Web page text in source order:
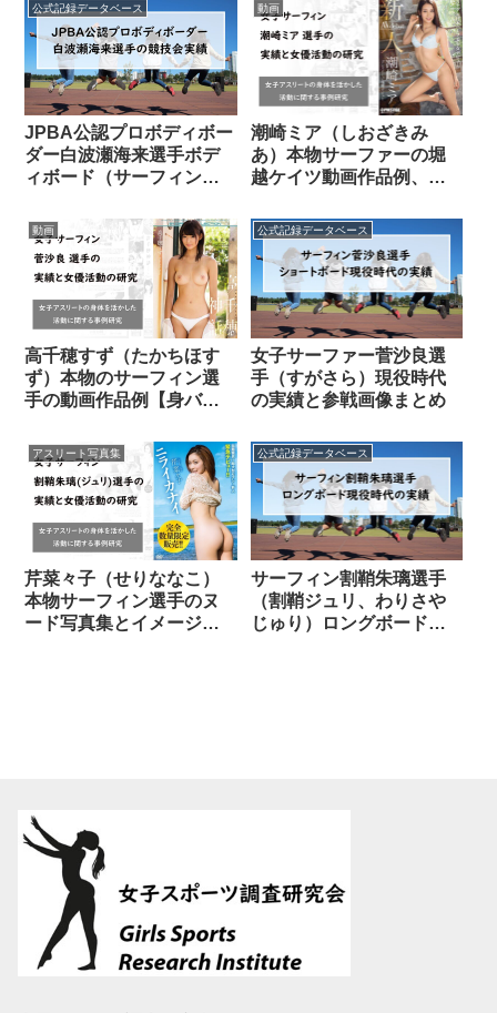
公式記録データベース
JPBA公認プロボディボー
ダー白波瀬海来選手ボデ
ィボード（サーフィン）
動画
潮崎ミア（しおざきみ
あ）本物サーファーの堀
越ケイツ動画作品例、画
レ】
動画
高千穂すず（たかちほす
ず）本物のサーフィン選
手の動画作品例【身バ
公式記録データベース
女子サーファー菅沙良選
手（すがさら）現役時代
の実績と参戦画像まとめ
アスリート写真集
芹菜々子（せりななこ）
本物サーフィン選手のヌ
ード写真集とイメージビ
公式記録データベース
サーフィン割鞘朱璃選手
（割鞘ジュリ、わりさや
じゅり）ロングボード公